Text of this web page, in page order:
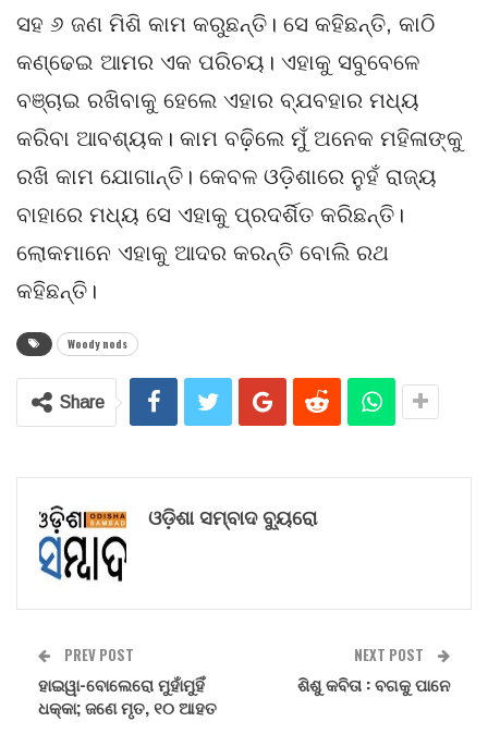
ସହ ୬ ଜଣ ମିଶି କାମ କରୁଛନ୍ତି। ସେ କହିଛନ୍ତି, କାଠି
କଣ୍ଢେଇ ଆମର ଏକ ପରିଚୟ। ଏହାକୁ ସବୁବେଳେ
ବଞ୍ଚାଇ ରଖିବାକୁ ହେଲେ ଏହାର ବ୍ଯବହାର ମଧ୍ୟ
କରିବା ଆବଶ୍ୟକ। କାମ ବଢ଼ିଲେ ମୁଁ ଅନେକ ମହିଳାଙ୍କୁ
ରଖି କାମ ଯୋଗାନ୍ତି। କେବଳ ଓଡ଼ିଶାରେ ନୁହଁ ରାଜ୍ୟ
ବାହାରେ ମଧ୍ୟ ସେ ଏହାକୁ ପ୍ରଦର୍ଶିତ କରିଛନ୍ତି।
ଲୋକମାନେ ଏହାକୁ ଆଦର କରନ୍ତି ବୋଲି ରଥ
କହିଛନ୍ତି।
Woody nods
Share
ଓଡ଼ିଶା ସମ୍ବାଦ ବ୍ୟୁରୋ
PREV POST
ହାଇୱା-ବୋଲେରୋ ମୁହାଁମୁହିଁ
ଧକ୍କା; ଜଣେ ମୃତ, ୧୦ ଆହତ
NEXT POST
ଶିଶୁ କବିତା : ବଗକୁ ପାନେ